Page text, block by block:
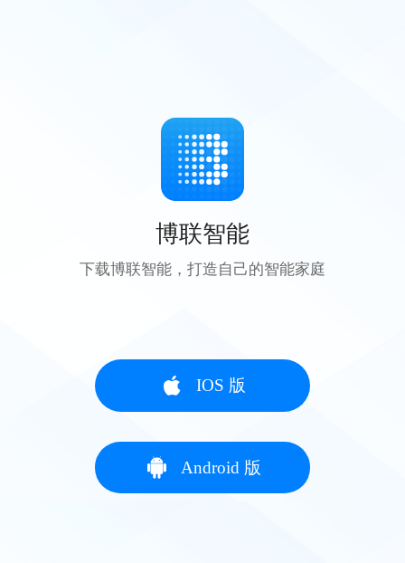
博联智能
下载博联智能，打造自己的智能家庭
IOS 版
Android 版